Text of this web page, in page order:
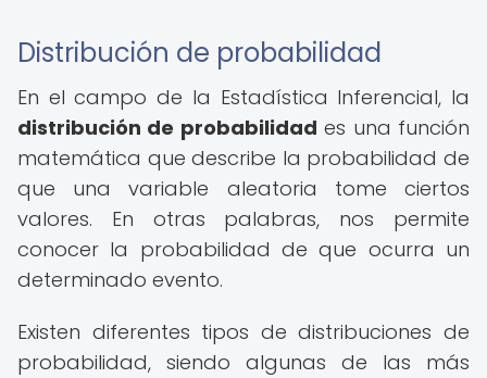
Distribución de probabilidad
En el campo de la Estadística Inferencial, la
distribución de probabilidad es una función
matemática que describe la probabilidad de
que una variable aleatoria tome ciertos
valores. En otras palabras, nos permite
conocer la probabilidad de que ocurra un
determinado evento.
Existen diferentes tipos de distribuciones de
probabilidad, siendo algunas de las más